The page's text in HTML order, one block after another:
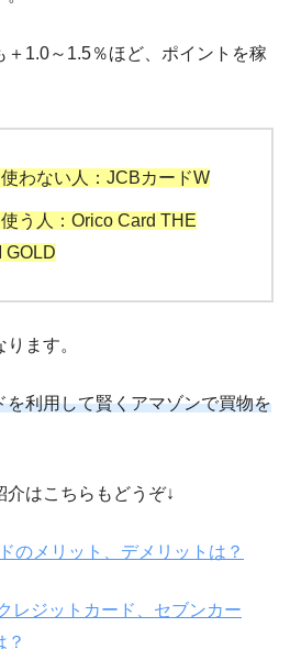
＋1.0～1.5％ほど、ポイントを稼
わない人：JCBカードW
う人：Orico Card THE
GOLD
ます。
を利用して賢くアマゾンで買物を
はこちらもどうぞ↓
のメリット、デメリットは？
レジットカード、セブンカー
？